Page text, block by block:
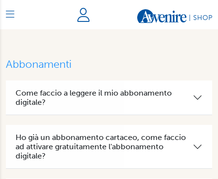
SHOP
Abbonamenti
Come faccio a leggere il mio abbonamento
digitale?
Ho già un abbonamento cartaceo, come faccio
ad attivare gratuitamente l'abbonamento
digitale?